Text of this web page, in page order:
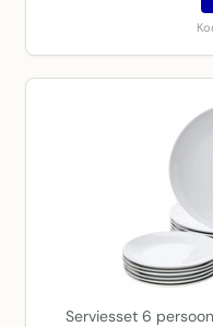
Serviesset 6